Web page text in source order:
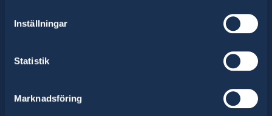
Inställningar
Statistik
Marknadsföring
av dessa stater har Sverige ambassader och
konsulat. Sveriges utrikesrepresentation består
Hitta ambassader, generalkonsulat och